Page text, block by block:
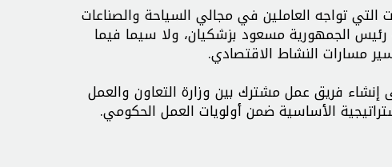
التي تواجه العاملين في مجالي السياحة والصناعات
رئيس الجمهورية مسعود بزشکیان، ولا سيما فيما
مسارات النشاط الاقتصادي.
فريق عمل مشترك بين وزارة التعاون والعمل
الأساسية ضمن أولويات العمل الحكومي.